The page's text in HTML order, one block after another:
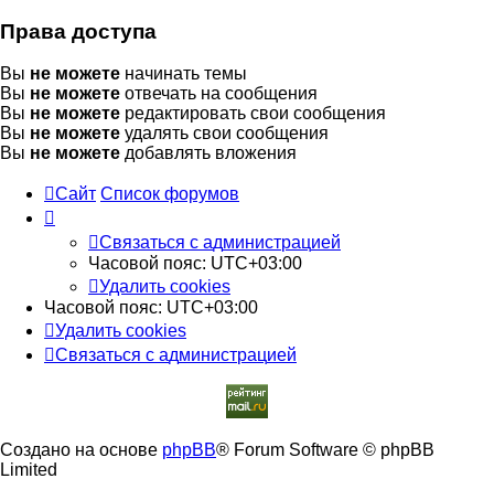
Права доступа
Вы не можете начинать темы
Вы не можете отвечать на сообщения
Вы не можете редактировать свои сообщения
Вы не можете удалять свои сообщения
Вы не можете добавлять вложения
Сайт Список форумов
Связаться с администрацией
Часовой пояс: UTC+03:00
Удалить cookies
Часовой пояс: UTC+03:00
Удалить cookies
Связаться с администрацией
Создано на основе phpBB® Forum Software © phpBB
Limited